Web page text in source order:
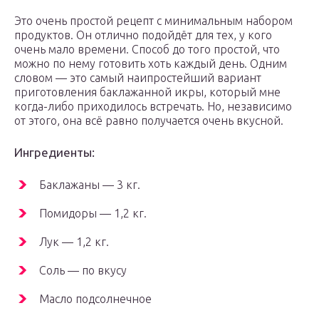
Это очень простой рецепт с минимальным набором
продуктов. Он отлично подойдёт для тех, у кого
очень мало времени. Способ до того простой, что
можно по нему готовить хоть каждый день. Одним
словом — это самый наипростейший вариант
приготовления баклажанной икры, который мне
когда-либо приходилось встречать. Но, независимо
от этого, она всё равно получается очень вкусной.
Ингредиенты:
Баклажаны — 3 кг.
Помидоры — 1,2 кг.
Лук — 1,2 кг.
Соль — по вкусу
Масло подсолнечное